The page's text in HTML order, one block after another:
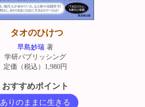
タオのひけつ
早島妙瑞 著
学研パブリッシング
定価（税込）1,980円
おすすめポイント
ありのままに生きる